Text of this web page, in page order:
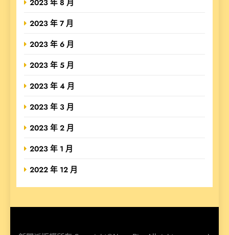
2023 年 8 月
2023 年 7 月
2023 年 6 月
2023 年 5 月
2023 年 4 月
2023 年 3 月
2023 年 2 月
2023 年 1 月
2022 年 12 月